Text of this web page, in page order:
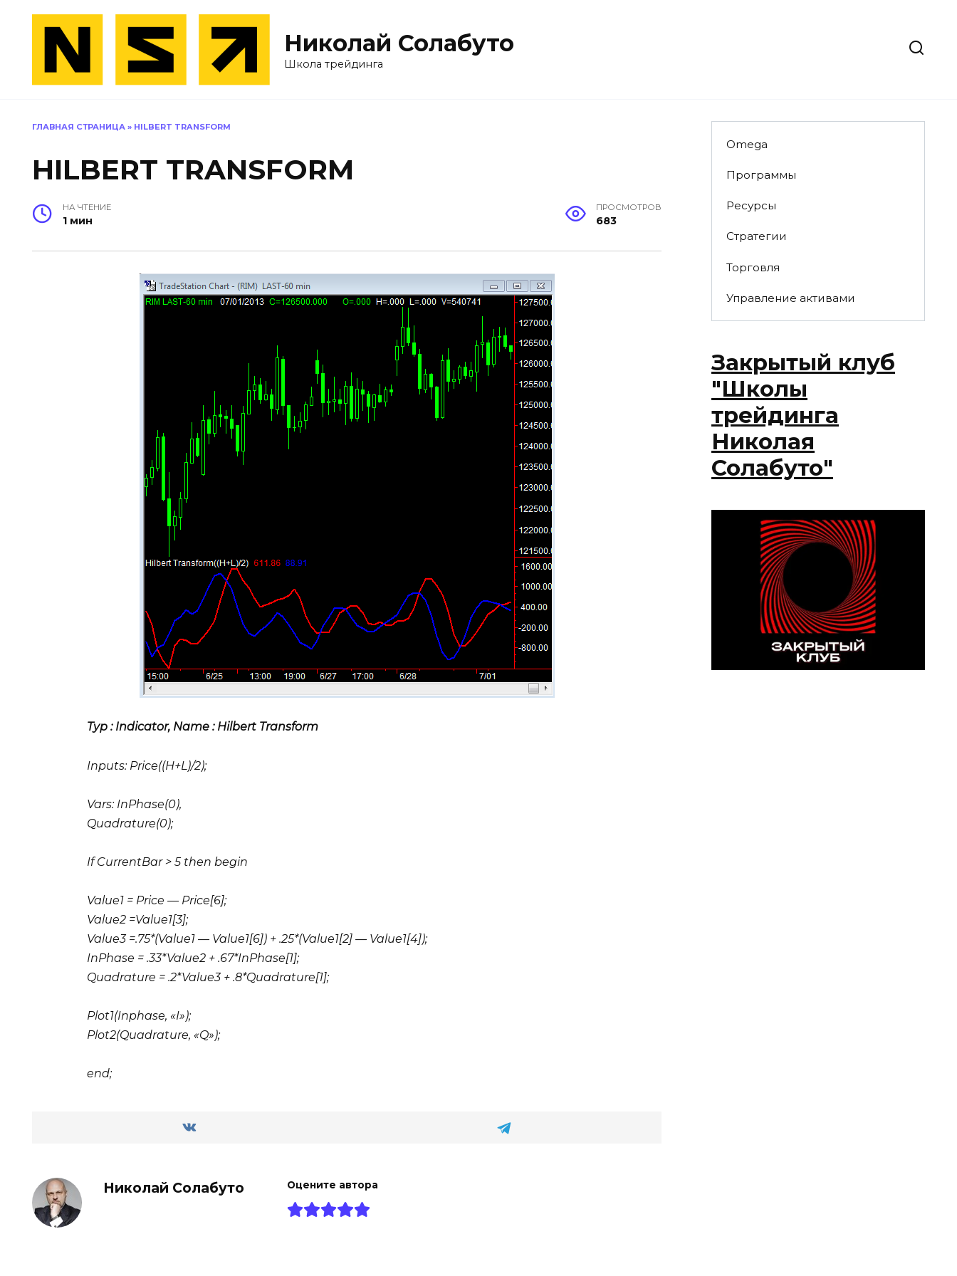
содержанию
Николай Солабуто
Школа трейдинга
ГЛАВНАЯ СТРАНИЦА » HILBERT TRANSFORM
HILBERT TRANSFORM
НА ЧТЕНИЕ
1 мин
ПРОСМОТРОВ
683
Typ : Indicator, Name : Hilbert Transform
Inputs: Price((H+L)/2);
Vars: InPhase(0),
Quadrature(0);
If CurrentBar > 5 then begin
Value1 = Price — Price[6];
Value2 =Value1[3];
Value3 =.75*(Value1 — Value1[6]) + .25*(Value1[2] — Value1[4]);
InPhase = .33*Value2 + .67*InPhase[1];
Quadrature = .2*Value3 + .8*Quadrature[1];
Plot1(Inphase, «I»);
Plot2(Quadrature, «Q»);
end;
Николай Солабуто Оцените автора
Omega
Программы
Ресурсы
Стратегии
Торговля
Управление активами
Закрытый клуб
"Школы
трейдинга
Николая
Солабуто"